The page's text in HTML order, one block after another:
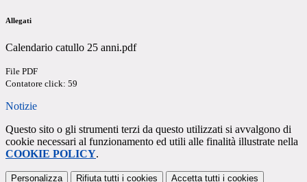
Allegati
Calendario catullo 25 anni.pdf
File PDF
Contatore click: 59
Notizie
Questo sito o gli strumenti terzi da questo utilizzati si avvalgono di
cookie necessari al funzionamento ed utili alle finalità illustrate nella
COOKIE POLICY.
Personalizza Rifiuta tutti i cookies Accetta tutti i cookies